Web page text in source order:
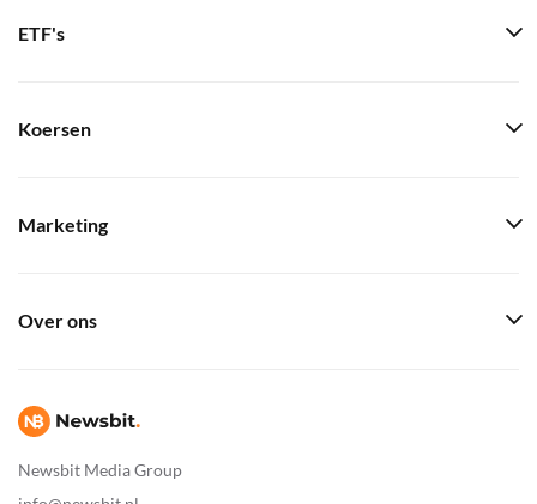
Newsbit Media Group
ETF's
Koersen
Marketing
Over ons